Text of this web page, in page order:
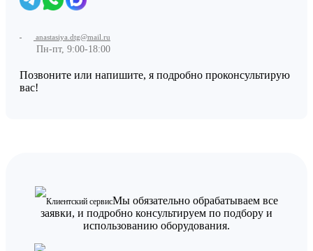
anastasiya.dtg@mail.ru
Пн-пт, 9:00-18:00
Позвоните или напишите, я подробно проконсультирую
вас!
Клиентский сервисМы обязательно обрабатываем все
заявки, и подробно консультируем по подбору и
использованию оборудования.